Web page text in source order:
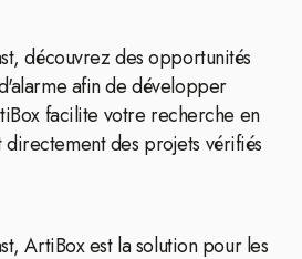
découvrez des opportunités
afin de développer
facilite votre recherche en
directement des projets vérifiés
ArtiBox est la solution pour les